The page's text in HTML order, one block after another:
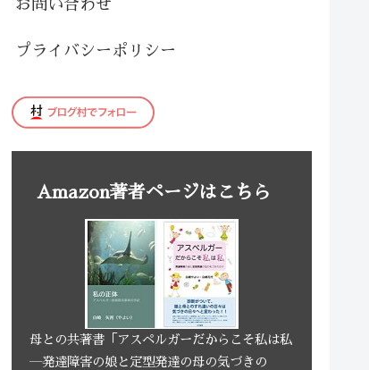
お問い合わせ
プライバシーポリシー
Amazon著者ページはこちら
母との共著書「アスペルガーだからこそ私は私
―発達障害の娘と定型発達の母の気づきの